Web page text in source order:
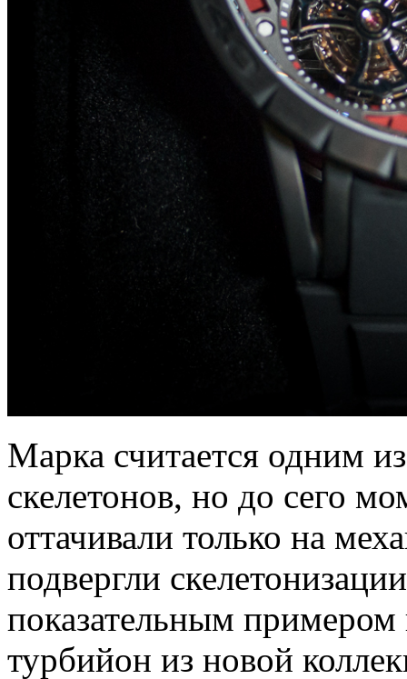
Марка считается одним
скелетонов, но до сего
оттачивали только на
подвергли
показательным примером
турбийон из новой